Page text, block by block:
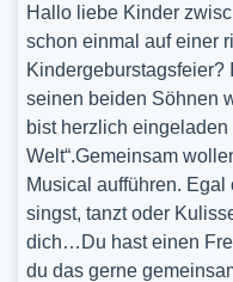
Hallo liebe Kinder
schon einmal auf einer
Kindergeburstagsfeier?
seinen beiden Söhnen
bist herzlich
Welt“.Gemeinsam
Musical aufführen.
singst, tanzt oder
dich…Du hast einen
du das gerne